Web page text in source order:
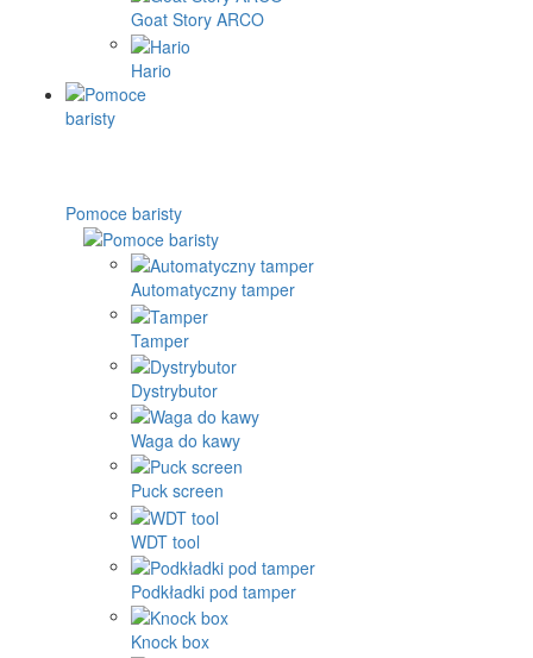
Goat Story ARCO
Hario
Pomoce baristy
Automatyczny tamper
Tamper
Dystrybutor
Waga do kawy
Puck screen
WDT tool
Podkładki pod tamper
Knock box